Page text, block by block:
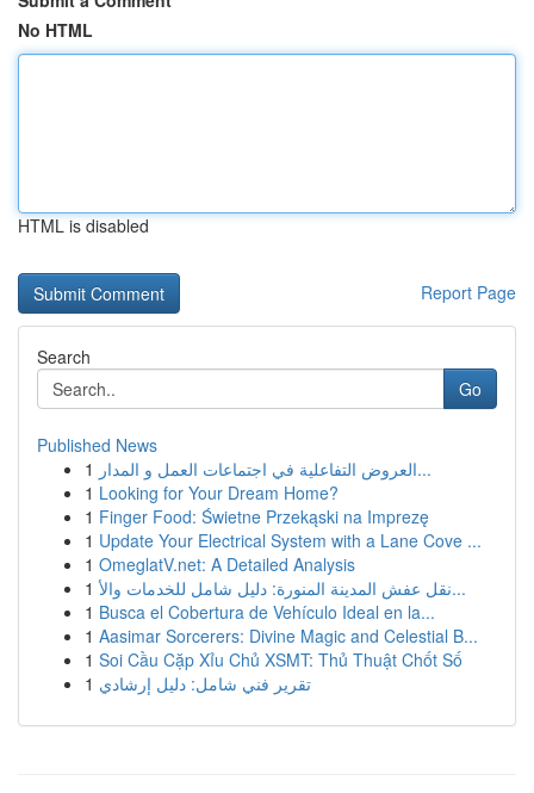
No HTML
HTML is disabled
Report Page
Search
Go
Published News
1
العروض التفاعلية في اجتماعات العمل و المدار...
1 Looking for Your Dream Home?
1 Finger Food: Świetne Przekąski na Imprezę
1 Update Your Electrical System with a Lane Cove ...
1 OmeglatV.net: A Detailed Analysis
1
نقل عفش المدينة المنورة: دليل شامل للخدمات والأ...
1 Busca el Cobertura de Vehículo Ideal en la...
1 Aasimar Sorcerers: Divine Magic and Celestial B...
1 Soi Cầu Cặp Xỉu Chủ XSMT: Thủ Thuật Chốt Số
1 تقرير فني شامل: دليل إرشادي